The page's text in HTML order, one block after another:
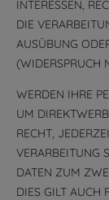
INTERESSEN,
DIE
AUSÜBUNG
(WIDERSPRUCH
WERDEN IHRE
UM
RECHT,
VERARBEITUNG
DATEN ZUM
DIES GILT AUCH